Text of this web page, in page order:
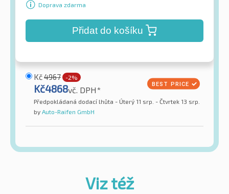
Doprava zdarma
Přidat do košíku
Kč4967 -2%
Kč4868vč. DPH*
Předpokládaná dodací lhůta - Úterý 11 srp. - Čtvrtek 13 srp.
by Auto-Raifen GmbH
Viz též